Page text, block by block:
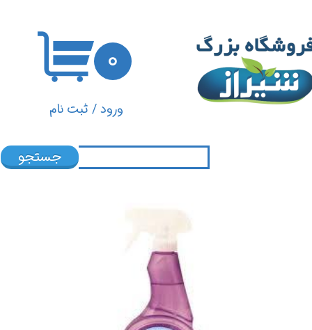
ورود/ ثبت نام
تغییر گذر واژه
سفارشات
۰
جستجو